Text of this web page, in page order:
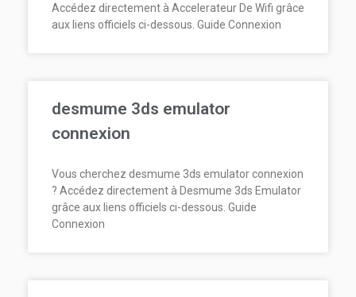
Accédez directement à Accelerateur De Wifi grâce
aux liens officiels ci-dessous. Guide Connexion
desmume 3ds emulator
connexion
Vous cherchez desmume 3ds emulator connexion
? Accédez directement à Desmume 3ds Emulator
grâce aux liens officiels ci-dessous. Guide
Connexion